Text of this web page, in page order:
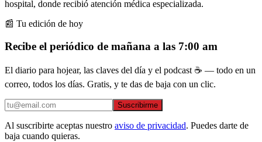
hospital, donde recibió atención médica especializada.
📰 Tu edición de hoy
Recibe el periódico de mañana a las 7:00 am
El diario para hojear, las claves del día y el podcast ☕ — todo en un
correo, todos los días. Gratis, y te das de baja con un clic.
Suscribirme
Al suscribirte aceptas nuestro aviso de privacidad. Puedes darte de
baja cuando quieras.